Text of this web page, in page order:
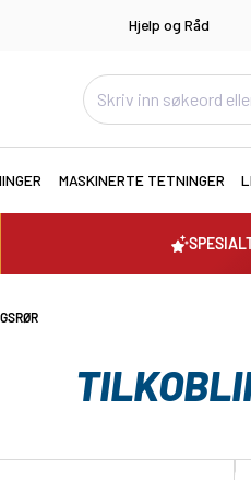
Hjelp og Råd
MASKINERTE TETNINGER